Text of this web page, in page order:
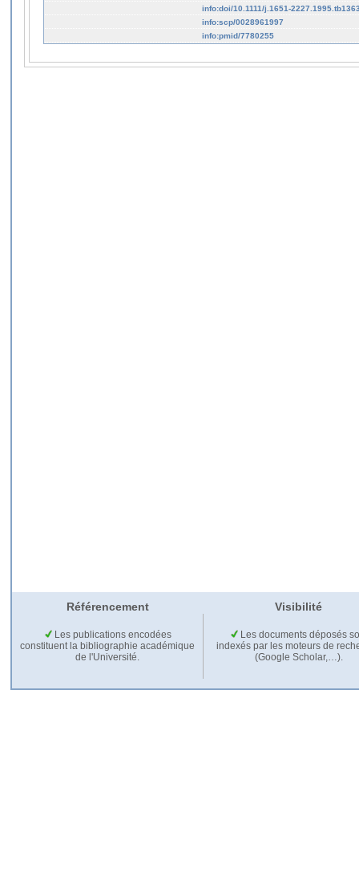
info:doi/10.1111/j.1651-
info:scp/0028961997
info:pmid/7780255
Référencement Visibilité
Les publications encodées
constituent la bibliographie académique
de l'Université.
Les documents déposés
indexés par les moteurs de
(Google Scholar,…).